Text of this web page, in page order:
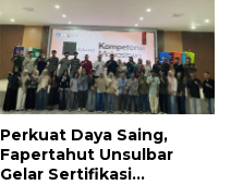
Perkuat Daya Saing,
Fapertahut Unsulbar
Gelar Sertifikasi